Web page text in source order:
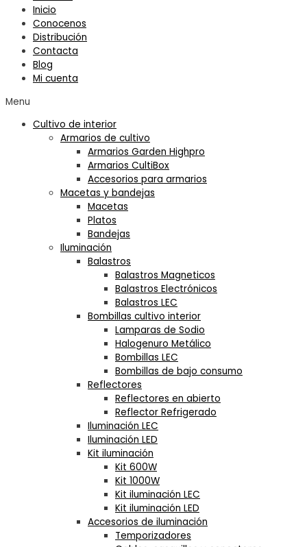
Inicio
Conocenos
Distribución
Contacta
Blog
Mi cuenta
Menu
Cultivo de interior
Armarios de cultivo
Armarios Garden Highpro
Armarios CultiBox
Accesorios para armarios
Macetas y bandejas
Macetas
Platos
Bandejas
Iluminación
Balastros
Balastros Magneticos
Balastros Electrónicos
Balastros LEC
Bombillas cultivo interior
Lamparas de Sodio
Halogenuro Metálico
Bombillas LEC
Bombillas de bajo consumo
Reflectores
Reflectores en abierto
Reflector Refrigerado
Iluminación LEC
Iluminación LED
Kit iluminación
Kit 600W
Kit 1000W
Kit iluminación LEC
Kit iluminación LED
Accesorios de iluminación
Temporizadores